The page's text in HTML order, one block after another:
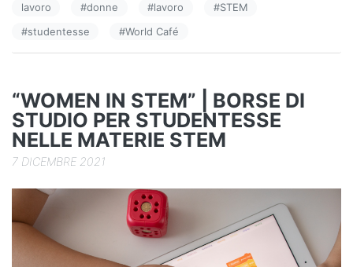
b
o
k
dI
vi
di
lavoro #donne #lavoro #STEM
#studentesse #World Café
“WOMEN IN STEM” | BORSE DI
STUDIO PER STUDENTESSE
NELLE MATERIE STEM
7 DICEMBRE 2021